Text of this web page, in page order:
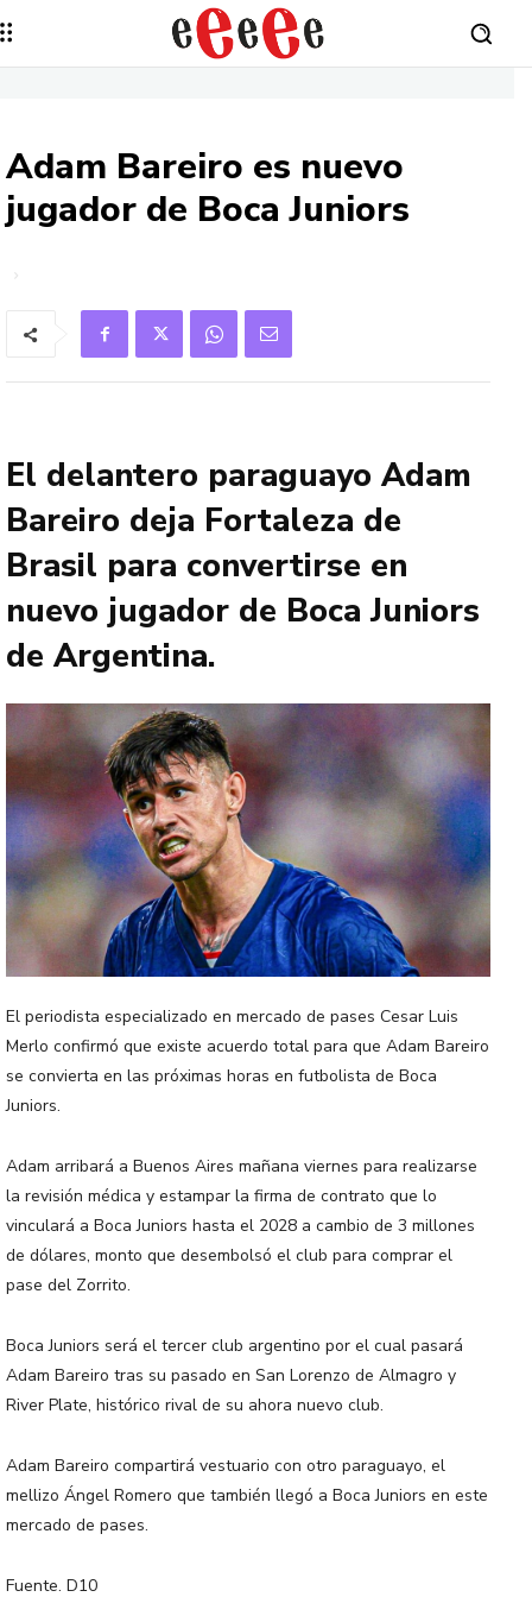
Adam Bareiro es nuevo
jugador de Boca Juniors
El delantero paraguayo Adam
Bareiro deja Fortaleza de
Brasil para convertirse en
nuevo jugador de Boca Juniors
de Argentina.
El periodista especializado en mercado de pases Cesar Luis
Merlo confirmó que existe acuerdo total para que Adam Bareiro
se convierta en las próximas horas en futbolista de Boca
Juniors.
Adam arribará a Buenos Aires mañana viernes para realizarse
la revisión médica y estampar la firma de contrato que lo
vinculará a Boca Juniors hasta el 2028 a cambio de 3 millones
de dólares, monto que desembolsó el club para comprar el
pase del Zorrito.
Boca Juniors será el tercer club argentino por el cual pasará
Adam Bareiro tras su pasado en San Lorenzo de Almagro y
River Plate, histórico rival de su ahora nuevo club.
Adam Bareiro compartirá vestuario con otro paraguayo, el
mellizo Ángel Romero que también llegó a Boca Juniors en este
mercado de pases.
Fuente. D10